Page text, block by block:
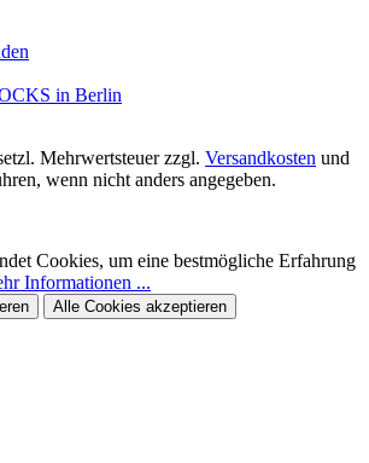
in Berlin
Mehrwertsteuer zzgl. Versandkosten und
wenn nicht anders angegeben.
Cookies, um eine bestmögliche Erfahrung
Informationen ...
Alle Cookies akzeptieren